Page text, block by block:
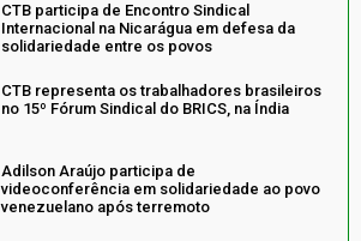
CTB participa de Encontro Sindical
Internacional na Nicarágua em defesa da
solidariedade entre os povos
CTB representa os trabalhadores brasileiros
no 15º Fórum Sindical do BRICS, na Índia
Adilson Araújo participa de
videoconferência em solidariedade ao povo
venezuelano após terremoto